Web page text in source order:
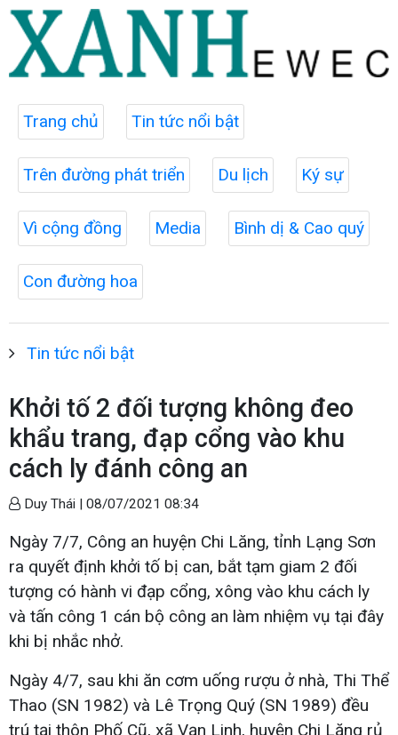
Trang chủ Tin tức nổi bật
Trên đường phát triển Du lịch Ký sự
Vì cộng đồng Media Bình dị & Cao quý
Con đường hoa
Tin tức nổi bật
Khởi tố 2 đối tượng không đeo
khẩu trang, đạp cổng vào khu
cách ly đánh công an
Duy Thái | 08/07/2021 08:34
Ngày 7/7, Công an huyện Chi Lăng, tỉnh Lạng Sơn
ra quyết định khởi tố bị can, bắt tạm giam 2 đối
tượng có hành vi đạp cổng, xông vào khu cách ly
và tấn công 1 cán bộ công an làm nhiệm vụ tại đây
khi bị nhắc nhở.
Ngày 4/7, sau khi ăn cơm uống rượu ở nhà, Thi Thể
Thao (SN 1982) và Lê Trọng Quý (SN 1989) đều
trú tại thôn Phố Cũ, xã Vạn Linh, huyện Chi Lăng rủ